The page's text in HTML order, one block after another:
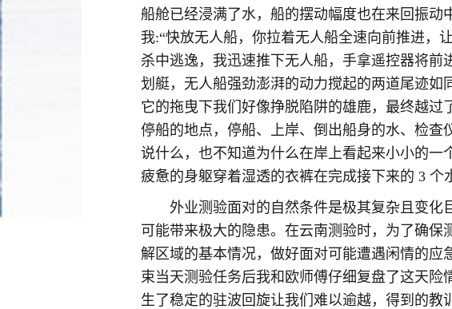
船舱已经浸满了水，船的摆动幅度也在来回振
我:“快放无人船，你拉着无人船全速向前推进，
杀中逃逸，我迅速推下无人船，手拿遥控器将
划艇，无人船强劲澎湃的动力搅起的两道尾迹
它的拖曳下我们好像挣脱陷阱的雄鹿，最终越
停船的地点，停船、上岸、倒出船身的水、检
说什么，也不知道为什么在岸上看起来小小的
疲惫的身躯穿着湿透的衣裤在完成接下来的 3 个
外业测验面对的自然条件是极其复杂且变
可能带来极大的隐患。在云南测验时，为了确
解区域的基本情况，做好面对可能遭遇闲情的
束当天测验任务后我和欧师傅仔细复盘了这天
生了稳定的驻波回旋让我们难以逾越，得到的